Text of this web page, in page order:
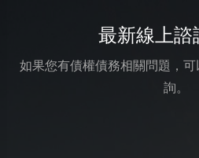
最新線上
如果您有債權債務相關問題，
詢。